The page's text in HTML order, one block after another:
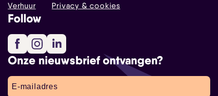
Verhuur
Privacy & cookies
Follow
FacebookInstagram
Onze nieuwsbrief ontvangen?